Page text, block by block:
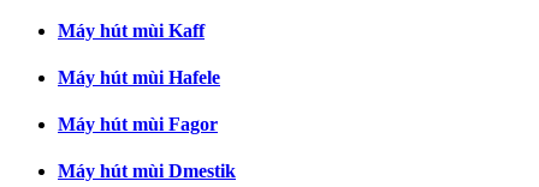
Máy hút mùi Kaff
Máy hút mùi Hafele
Máy hút mùi Fagor
Máy hút mùi Dmestik